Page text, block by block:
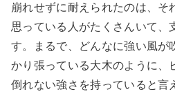
崩れせずに耐えられたのは、そ
思っている人がたくさんいて、
す。まるで、どんなに強い風が
かり張っている大木のように、
倒れない強さを持っていると言